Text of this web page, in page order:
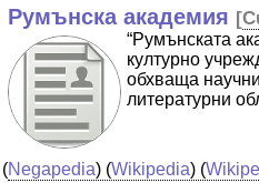
Румънска академия [
“Румънската
културно
обхваща
литературни
(Negapedia) (Wikipedia) (